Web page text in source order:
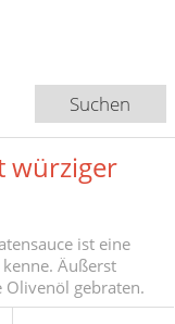
würziger
ist eine
Äußerst
Olivenöl gebraten.